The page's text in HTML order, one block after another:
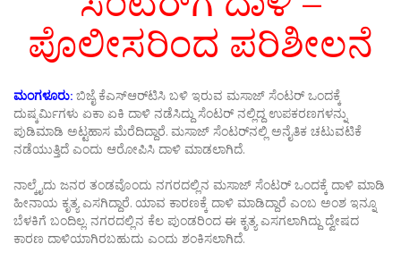
ಪೊಲೀಸರಿಂದ ಪರಿಶೀಲನೆ
ಮಂಗಳೂರು: ಬಿಜೈ ಕೆಎಸ್‌ಆರ್‌ಟಿಸಿ ಬಳಿ ಇರುವ ಮಸಾಜ್ ಸೆಂಟರ್‌ ಒಂದಕ್ಕೆ
ದುಷ್ಕರ್ಮಿಗಳು ಏಕಾ ಏಕಿ ದಾಳಿ ನಡೆಸಿದ್ದು ಸೆಂಟರ್‌ ನಲ್ಲಿದ್ದ ಉಪಕರಣಗಳನ್ನು
ಪುಡಿಮಾಡಿ ಅಟ್ಟಹಾಸ ಮೆರೆದಿದ್ದಾರೆ. ಮಸಾಜ್‌ ಸೆಂಟರ್‌ನಲ್ಲಿ ಅನೈತಿಕ ಚಟುವಟಿಕೆ
ನಡೆಯುತ್ತಿದೆ ಎಂದು ಆರೋಪಿಸಿ ದಾಳಿ ಮಾಡಲಾಗಿದೆ.
ನಾಲ್ಕೈದು ಜನರ ತಂಡವೊಂದು ನಗರದಲ್ಲಿನ ಮಸಾಜ್‌ ಸೆಂಟರ್‌ ಒಂದಕ್ಕೆ ದಾಳಿ ಮಾಡಿ
ಹೀನಾಯ ಕೃತ್ಯ ಎಸಗಿದ್ದಾರೆ. ಯಾವ ಕಾರಣಕ್ಕೆ ದಾಳಿ ಮಾಡಿದ್ದಾರೆ ಎಂಬ ಅಂಶ ಇನ್ನೂ
ಬೆಳಕಿಗೆ ಬಂದಿಲ್ಲ. ನಗರದಲ್ಲಿನ ಕೆಲ ಪುಂಡರಿಂದ ಈ ಕೃತ್ಯ ಎಸಗಲಾಗಿದ್ದು ದ್ವೇಷದ
ಕಾರಣ ದಾಳಿಯಾಗಿರಬಹುದು ಎಂದು ಶಂಕಿಸಲಾಗಿದೆ.